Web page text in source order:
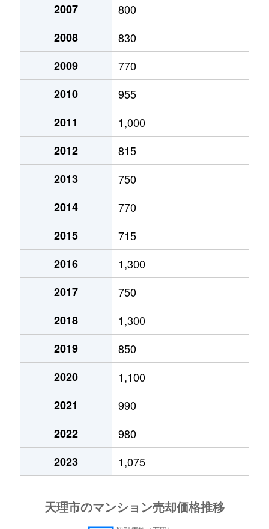
2007
800
2008
830
2009
770
2010
955
2011
1,000
2012
815
2013
750
2014
770
2015
715
2016
1,300
2017
750
2018
1,300
2019
850
2020
1,100
2021
990
2022
980
2023
1,075